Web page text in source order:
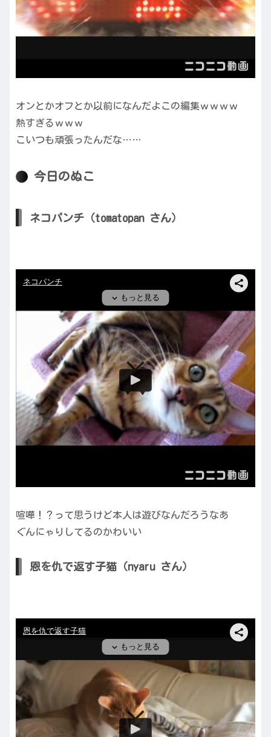
オンとかオフとか以前になんだよこの編集ｗｗｗｗ
熱すぎるｗｗｗ
こいつも頑張ったんだな……
今日のぬこ
ネコパンチ（tomatopan さん）
喧嘩！？って思うけど本人は遊びなんだろうなあ
ぐんにゃりしてるのかわいい
恩を仇で返す子猫（nyaru さん）